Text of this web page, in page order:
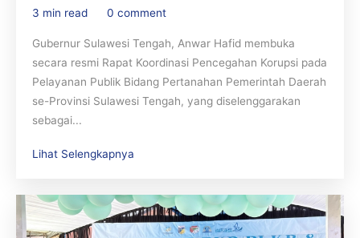
3 min read 0 comment
Gubernur Sulawesi Tengah, Anwar Hafid membuka
secara resmi Rapat Koordinasi Pencegahan Korupsi pada
Pelayanan Publik Bidang Pertanahan Pemerintah Daerah
se-Provinsi Sulawesi Tengah, yang diselenggarakan
sebagai...
Lihat Selengkapnya